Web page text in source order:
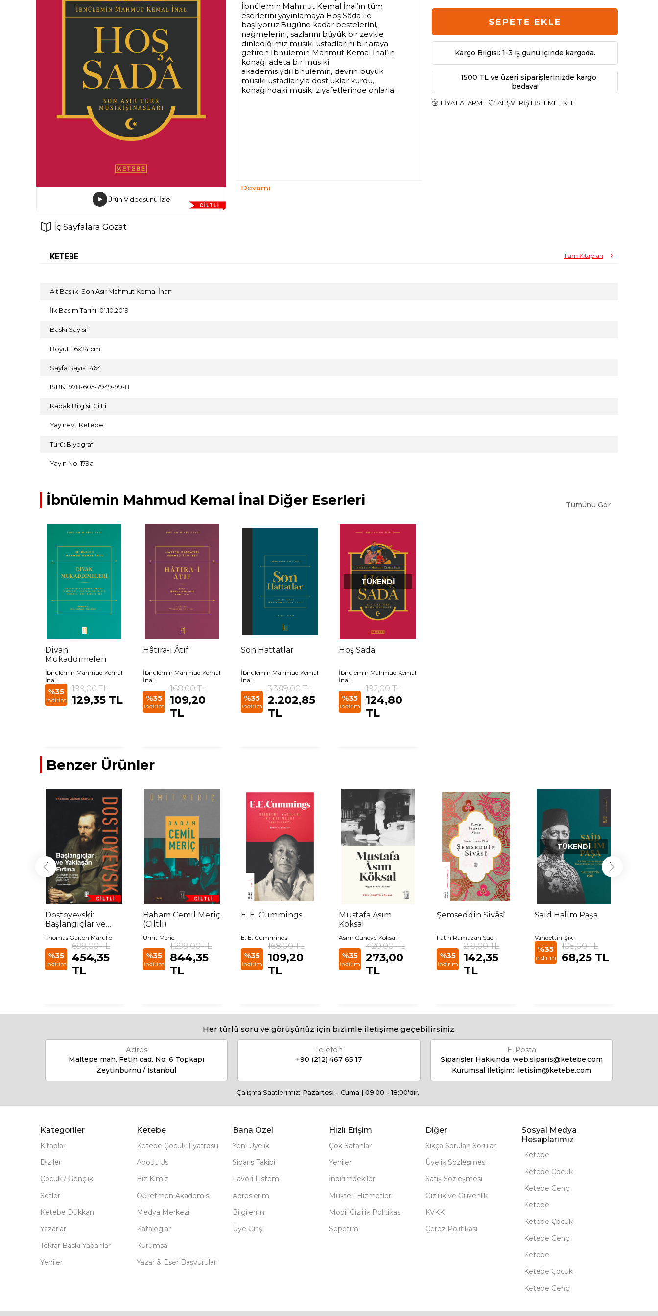
Ürün Videosunu İzle
İç Sayfalara Gözat
İbnülemin Mahmut Kemal İnal’ın tüm
eserlerini yayınlamaya Hoş Sâda ile
başlıyoruz.Bugüne kadar bestelerini,
nağmelerini, sazlarını büyük bir zevkle
dinlediğimiz musiki üstadlarını bir araya
getiren İbnülemin Mahmut Kemal İnal’ın
konağı adeta bir musiki
akademisiydi.İbnülemin, devrin büyük
musiki üstadlarıyla dostluklar kurdu,
konağındaki musiki ziyafetlerinde onlarla
Devamı
SEPETE EKLE
Kargo Bilgisi: 1-3 iş günü içinde kargoda.
1500 TL ve üzeri siparişlerinizde kargo
bedava!
FIYAT ALARMI ALIŞVERIŞ LISTEME EKLE
KETEBE Tüm Kitapları
Alt Başlık: Son Asır Mahmut Kemal İnan
İlk Basım Tarihi: 01.10.2019
Baskı Sayısı:1
Boyut: 16x24 cm
Sayfa Sayısı: 464
ISBN: 978-605-7949-99-8
Kapak Bilgisi: Ciltli
Yayınevi: Ketebe
Türü: Biyografi
Yayın No: 179a
İbnülemin Mahmud Kemal İnal Diğer Eserleri Tümünü Gör
Divan
Mukaddimeleri
İbnülemin Mahmud Kemal
İnal
%35
indirim
199,00 TL
129,35 TL
Hâtıra-i Âtıf
İbnülemin Mahmud Kemal
İnal
%35
indirim
168,00 TL
109,20
TL
Son Hattatlar
İbnülemin Mahmud Kemal
İnal
%35
indirim
3.389,00 TL
2.202,85
TL
TÜKENDI
Hoş Sada
İbnülemin Mahmud Kemal
İnal
%35
indirim
192,00 TL
124,80
TL
Benzer Ürünler
Dostoyevski:
Başlangıçlar ve
Yaklaşan Fırtına
Thomas Gaiton Marullo
%35
indirim
699,00 TL
454,35
TL
Babam Cemil Meriç
(Ciltli)
Ümit Meriç
%35
indirim
1.299,00 TL
844,35
TL
E. E. Cummings
E. E. Cummings
%35
indirim
168,00 TL
109,20
TL
Mustafa Asım
Köksal
Asım Cüneyd Köksal
%35
indirim
420,00 TL
273,00
TL
Şemseddin Sivâsî
Fatih Ramazan Süer
%35
indirim
219,00 TL
142,35
TL
TÜKENDI
Said Halim Paşa
Vahdettin Işık
%35
indirim
105,00 TL
68,25 TL
Her türlü soru ve görüşünüz için bizimle iletişime geçebilirsiniz.
Adres
Maltepe mah. Fetih cad. No: 6 Topkapı
Zeytinburnu / İstanbul
Telefon
+90 (212) 467 65 17
E-Posta
Siparişler Hakkında: web.siparis@ketebe.com
Kurumsal İletişim: iletisim@ketebe.com
Çalışma Saatlerimiz: Pazartesi - Cuma | 09:00 - 18:00'dir.
Kategoriler
Kitaplar
Diziler
Çocuk / Gençlik
Setler
Ketebe Dükkan
Yazarlar
Tekrar Baskı Yapanlar
Yeniler
Ketebe
Ketebe Çocuk Tiyatrosu
About Us
Biz Kimiz
Öğretmen Akademisi
Medya Merkezi
Kataloglar
Kurumsal
Yazar & Eser Başvuruları
Bana Özel
Yeni Üyelik
Sipariş Takibi
Favori Listem
Adreslerim
Bilgilerim
Üye Girişi
Hızlı Erişim
Çok Satanlar
Yeniler
İndirimdekiler
Müşteri Hizmetleri
Mobil Gizlilik Politikası
Sepetim
Diğer
Sıkça Sorulan Sorular
Üyelik Sözleşmesi
Satış Sözleşmesi
Gizlilik ve Güvenlik
KVKK
Çerez Politikası
Sosyal Medya
Hesaplarımız
Ketebe
Ketebe Çocuk
Ketebe Genç
Ketebe
Ketebe Çocuk
Ketebe Genç
Ketebe
Ketebe Çocuk
Ketebe Genç